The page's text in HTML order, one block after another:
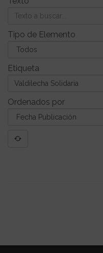
Tipo de Elemento
Etiqueta
Ordenados por